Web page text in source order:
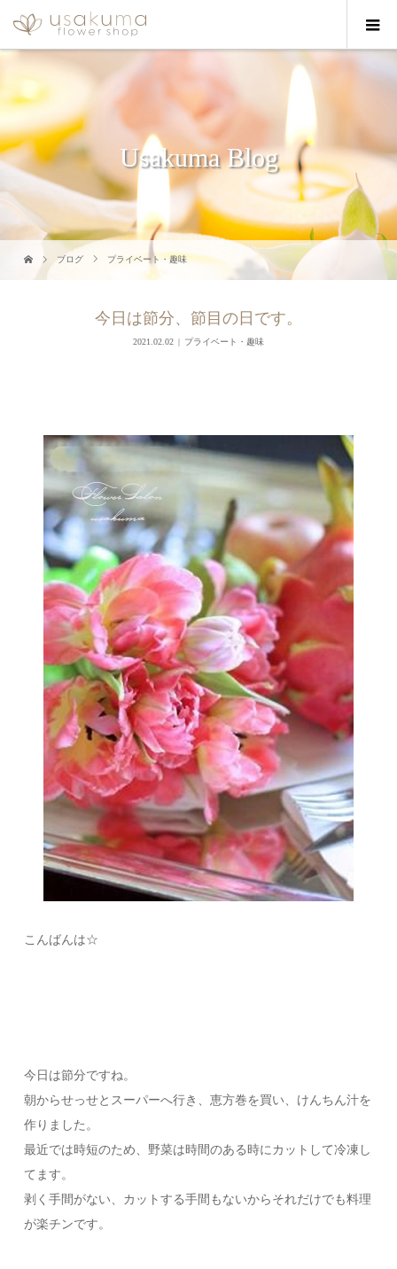
Usakuma Blog
ブログ プライベート・趣味
今日は節分、節目の日です。
2021.02.02 プライベート・趣味
こんばんは☆
今日は節分ですね。
朝からせっせとスーパーへ行き、恵方巻を買い、けんちん汁を
作りました。
最近では時短のため、野菜は時間のある時にカットして冷凍し
てます。
剥く手間がない、カットする手間もないからそれだけでも料理
が楽チンです。